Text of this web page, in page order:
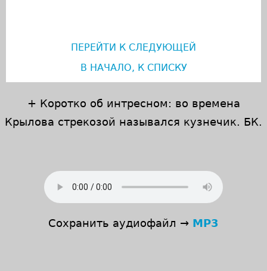
ПЕРЕЙТИ К СЛЕДУЮЩЕЙ
В НАЧАЛО, К СПИСКУ
+ Коротко об интресном: во времена
Крылова стрекозой назывался кузнечик. БК.
Сохранить аудиофайл → MP3